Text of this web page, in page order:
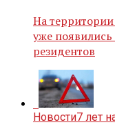
На
уже
резидентов
Новости7 лет